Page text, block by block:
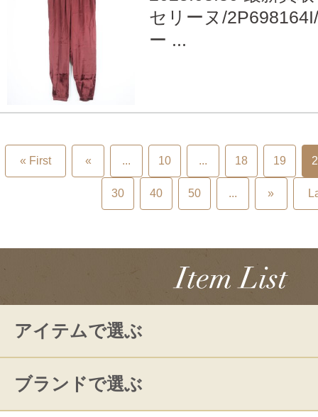
セリーヌ/
ー ...
« First « ... 10 ... 18 19
30 40 50 ... »
アイテムで選ぶ
ブランドで選ぶ